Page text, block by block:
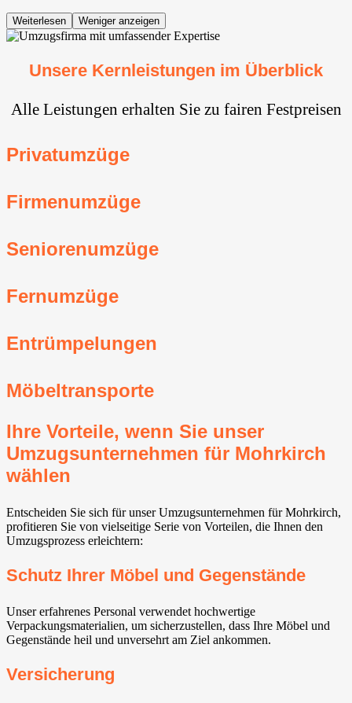
Weiterlesen Weniger anzeigen
Unsere Kernleistungen im Überblick
Alle Leistungen erhalten Sie zu fairen Festpreisen
Privatumzüge
Firmenumzüge
Seniorenumzüge
Fernumzüge
Entrümpelungen
Möbeltransporte
Ihre Vorteile, wenn Sie unser
Umzugsunternehmen für Mohrkirch
wählen
Entscheiden Sie sich für unser Umzugsunternehmen für Mohrkirch,
profitieren Sie von vielseitige Serie von Vorteilen, die Ihnen den
Umzugsprozess erleichtern:
Schutz Ihrer Möbel und Gegenstände
Unser erfahrenes Personal verwendet hochwertige
Verpackungsmaterialien, um sicherzustellen, dass Ihre Möbel und
Gegenstände heil und unversehrt am Ziel ankommen.
Versicherung